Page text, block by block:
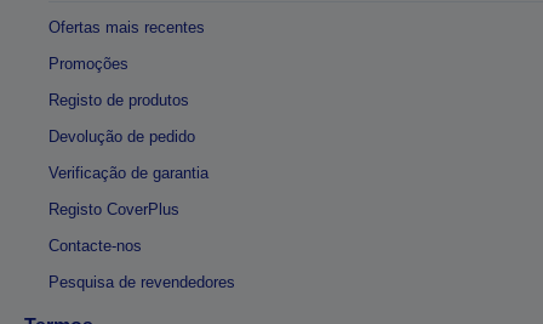
Ofertas mais recentes
Promoções
Registo de produtos
Devolução de pedido
Verificação de garantia
Registo CoverPlus
Contacte-nos
Pesquisa de revendedores